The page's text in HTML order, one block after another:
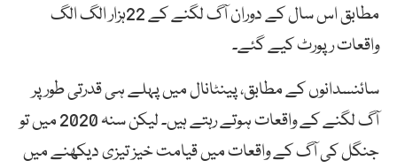
مطابق اس سال کے دوران آگ لگنے کے 22ہزار الگ الگ
واقعات رپورٹ کیے گئے۔
سائنسدانوں کے مطابق، پینٹانال میں پہلے ہی قدرتی طور پر
آگ لگنے کے واقعات ہوتے رہتے ہیں۔ لیکن سنہ 2020 میں تو
جنگل کی آگ کے واقعات میں قیامت خیز تیزی دیکھنے میں